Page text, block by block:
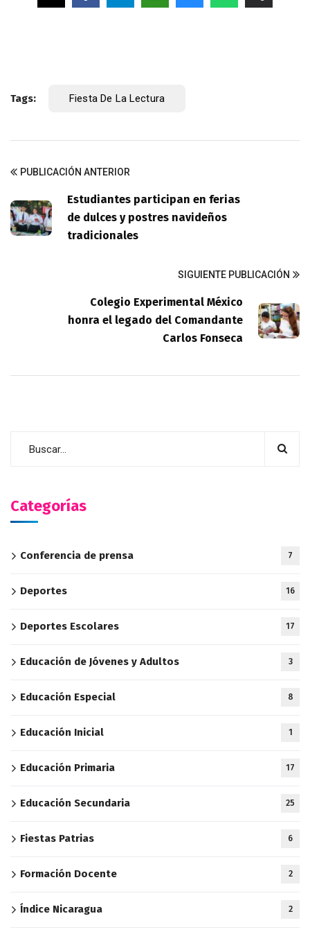
Tags: Fiesta De La Lectura
PUBLICACIÓN ANTERIOR
Estudiantes participan en ferias
de dulces y postres navideños
tradicionales
SIGUIENTE PUBLICACIÓN
Colegio Experimental México
honra el legado del Comandante
Carlos Fonseca
Categorías
Conferencia de prensa 7
Deportes 16
Deportes Escolares 17
Educación de Jóvenes y Adultos 3
Educación Especial 8
Educación Inicial 1
Educación Primaria 17
Educación Secundaria 25
Fiestas Patrias 6
Formación Docente 2
Índice Nicaragua 2